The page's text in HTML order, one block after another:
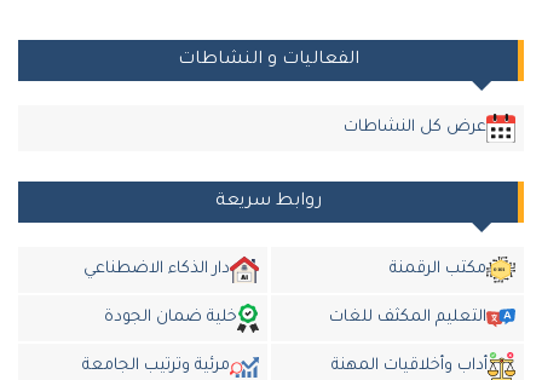
الفعاليات و النشاطات
عرض كل النشاطات
روابط سريعة
مكتب الرقمنة دار الذكاء الاضطناعي
التعليم المكثف للغات خلية ضمان الجودة
أداب وأخلاقيات المهنة مرئية وترتيب الجامعة